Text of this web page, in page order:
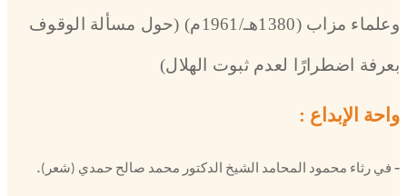
وعلماء مزاب (1380هـ/1961م) (حول مسألة الوقوف
بعرفة اضطرارًا لعدم ثبوت الهلال)
واحة الإبداع :
- في رثاء محمود المحامد الشيخ الدكتور محمد صالح حمدي (شعر).